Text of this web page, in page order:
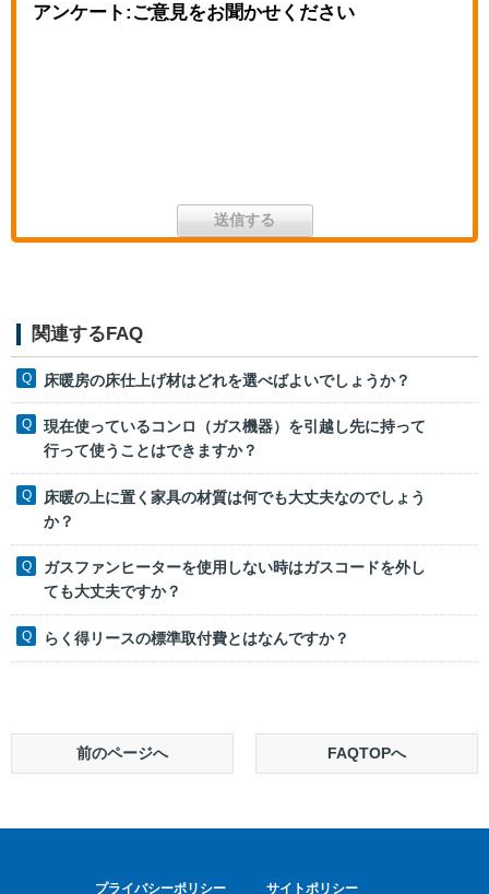
アンケート:ご意見をお聞かせください
関連するFAQ
床暖房の床仕上げ材はどれを選べばよいでしょうか？
現在使っているコンロ（ガス機器）を引越し先に持って
行って使うことはできますか？
床暖の上に置く家具の材質は何でも大丈夫なのでしょう
か？
ガスファンヒーターを使用しない時はガスコードを外し
ても大丈夫ですか？
らく得リースの標準取付費とはなんですか？
前のページへ FAQTOPへ
プライバシーポリシー サイトポリシー